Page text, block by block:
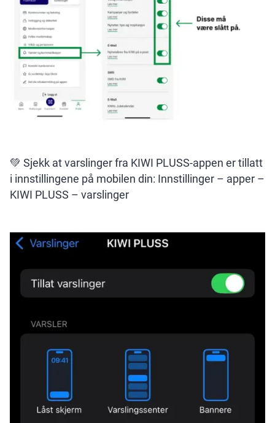
💚 Sjekk at varslinger fra KIWI PLUSS-appen er tillatt
i innstillingene på mobilen din: Innstillinger – apper –
KIWI PLUSS – varslinger